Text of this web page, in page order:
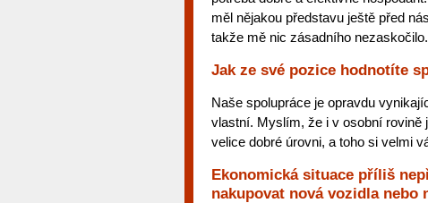
měl nějakou představu ještě před
takže mě nic zásadního nezaskočilo.
Jak ze své pozice hodnotíte
Naše spolupráce je opravdu
vlastní. Myslím, že i v osobní rovině
velice dobré úrovni, a toho si velmi
Ekonomická situace příliš
nakupovat nová vozidla